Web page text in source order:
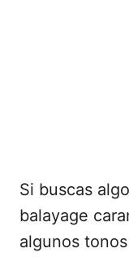
Si buscas
balayage
algunos